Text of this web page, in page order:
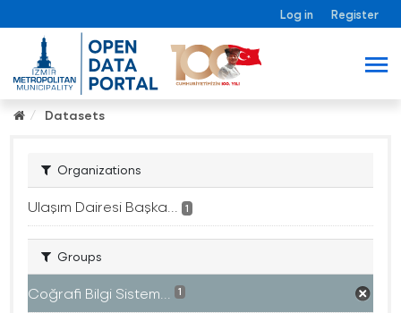
Log in Register
Datasets
Organizations
Ulaşım Dairesi Başka... 1
Groups
Coğrafi Bilgi Sistem... 1